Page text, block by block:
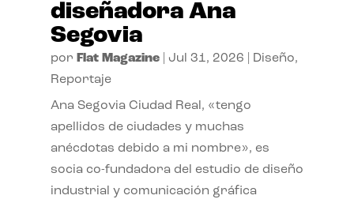
diseñadora Ana
Segovia
por Flat Magazine| Jul 31, 2026 Diseño,
Reportaje
Ana Segovia Ciudad Real, «tengo
apellidos de ciudades y muchas
anécdotas debido a mi nombre», es
socia co-fundadora del estudio de diseño
industrial y comunicación gráfica